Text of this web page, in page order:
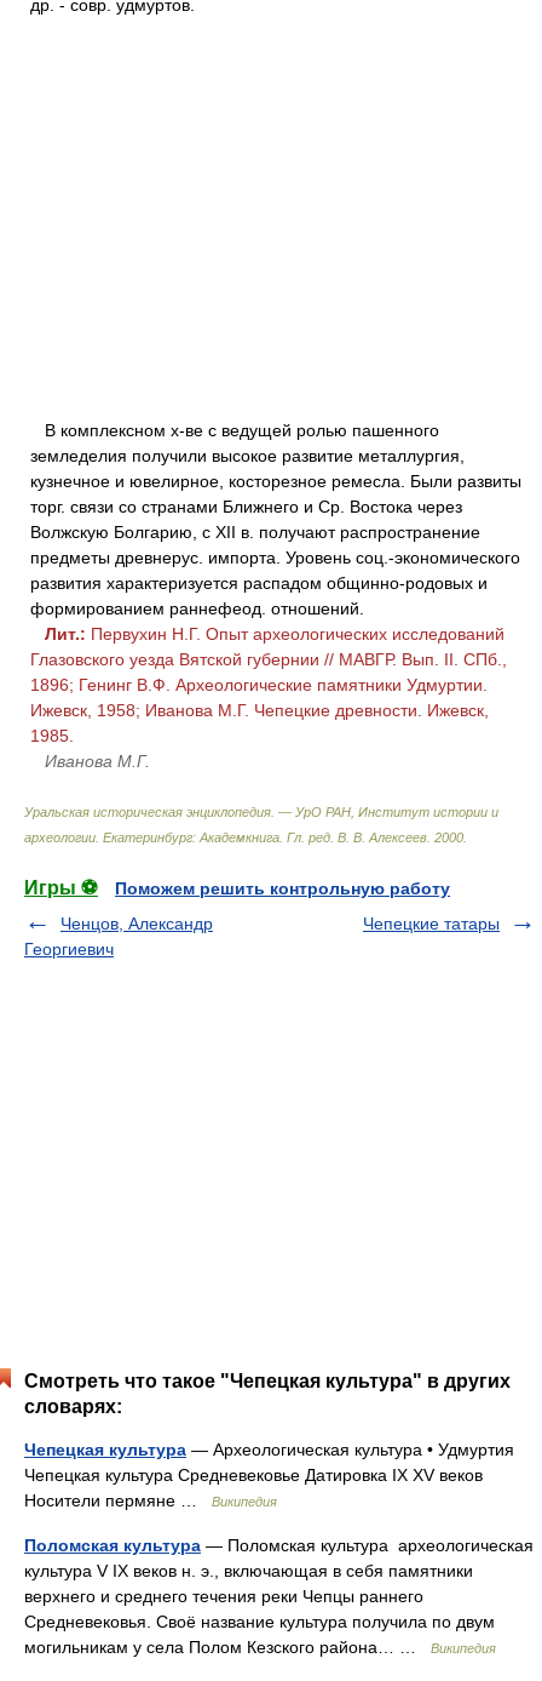
др. - совр. удмуртов.
В комплексном х-ве с ведущей ролью пашенного
земледелия получили высокое развитие металлургия,
кузнечное и ювелирное, косторезное ремесла. Были развиты
торг. связи со странами Ближнего и Ср. Востока через
Волжскую Болгарию, с XII в. получают распространение
предметы древнерус. импорта. Уровень соц.-экономического
развития характеризуется распадом общинно-родовых и
формированием раннефеод. отношений.
Лит.: Первухин Н.Г. Опыт археологических исследований
Глазовского уезда Вятской губернии // МАВГР. Вып. II. СПб.,
1896; Генинг В.Ф. Археологические памятники Удмуртии.
Ижевск, 1958; Иванова М.Г. Чепецкие древности. Ижевск,
1985.
Иванова М.Г.
Уральская историческая энциклопедия. — УрО РАН, Институт истории и
археологии. Екатеринбург: Академкнига Гл. ред. В. В. Алексеев 2000
Игры ⚽
Поможем решить контрольную работу
Ченцов, Александр
Георгиевич
Чепецкие татары
Смотреть что такое "Чепецкая культура" в других
словарях:
Чепецкая культура — Археологическая культура • Удмуртия
Чепецкая культура Средневековье Датировка IX XV веков
Носители пермяне …
Википедия
Поломская культура — Поломская культура археологическая
культура V IX веков н. э., включающая в себя памятники
верхнего и среднего течения реки Чепцы раннего
Средневековья. Своё название культура получила по двум
могильникам у села Полом Кезского района… …
Википедия